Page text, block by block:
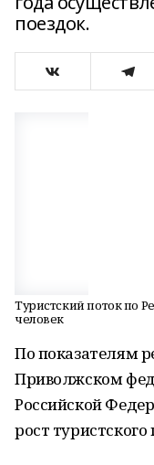
поездок.
Туристский поток по
человек
По показателям
Приволжском
Российской
рост